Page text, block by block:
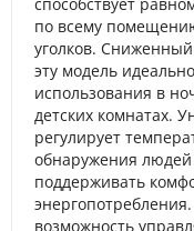
по всему
уголков.
эту модель
использования в
детских комнатах.
регулирует
обнаружения людей
поддерживать
возможность